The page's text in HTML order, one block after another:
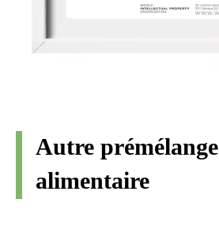
Autre prémélange
alimentaire